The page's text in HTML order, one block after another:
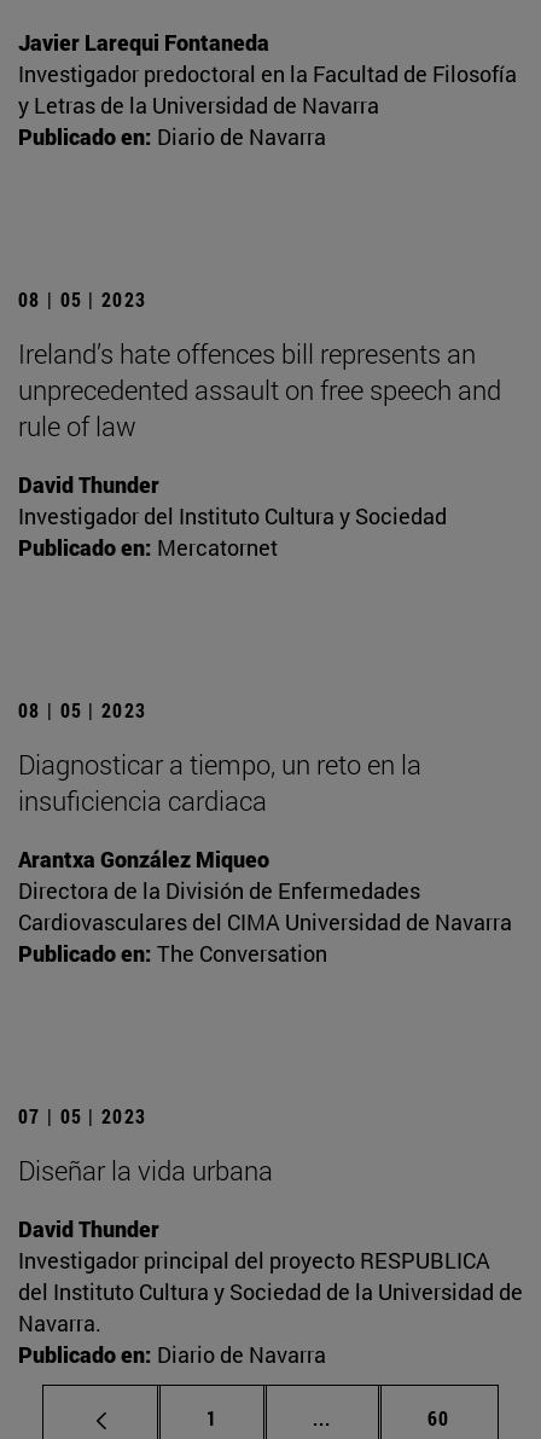
Javier Larequi Fontaneda
Investigador predoctoral en la Facultad de Filosofía
y Letras de la Universidad de Navarra
Publicado en: Diario de Navarra
08 | 05 | 2023
Ireland’s hate offences bill represents an
unprecedented assault on free speech and
rule of law
David Thunder
Investigador del Instituto Cultura y Sociedad
Publicado en: Mercatornet
08 | 05 | 2023
Diagnosticar a tiempo, un reto en la
insuficiencia cardiaca
Arantxa González Miqueo
Directora de la División de Enfermedades
Cardiovasculares del CIMA Universidad de Navarra
Publicado en: The Conversation
07 | 05 | 2023
Diseñar la vida urbana
David Thunder
Investigador principal del proyecto RESPUBLICA
del Instituto Cultura y Sociedad de la Universidad de
Navarra.
Publicado en: Diario de Navarra
Página
1 ... Páginas intermedias
Página
60